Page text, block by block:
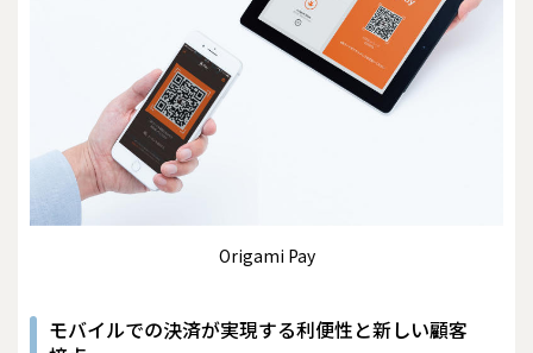
Origami Pay
モバイルでの決済が実現する利便性と新しい顧客